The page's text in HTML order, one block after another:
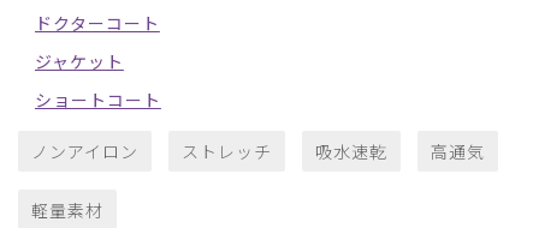
ドクターコート
ジャケット
ショートコート
ノンアイロン ストレッチ 吸水速乾 高通気
軽量素材